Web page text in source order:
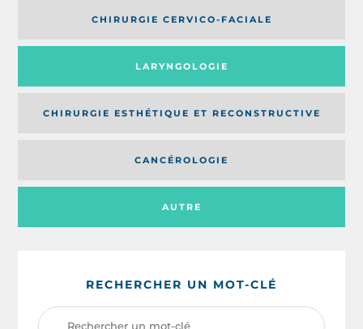
CHIRURGIE CERVICO-FACIALE
AUTRE
LARYNGOLOGIE
CHIRURGIE ESTHÉTIQUE ET RECONSTRUCTIVE
CANCÉROLOGIE
RECHERCHER UN MOT-CLÉ